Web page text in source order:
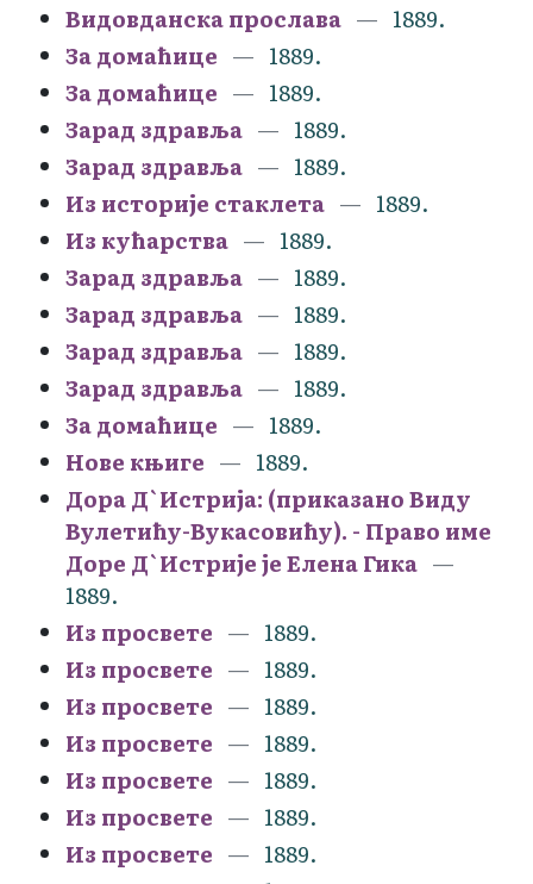
Видовданска прослава
1889.
За домаћице
1889.
За домаћице
1889.
Зарад здравља
1889.
Зарад здравља
1889.
Из историје стаклета
1889.
Из кућарства
1889.
Зарад здравља
1889.
Зарад здравља
1889.
Зарад здравља
1889.
Зарад здравља
1889.
За домаћице
1889.
Нове књиге
1889.
Дора Д`Истрија: (приказано Виду
Вулетићу-Вукасовићу). - Право име
Доре Д`Истрије је Елена Гика
1889.
Из просвете
1889.
Из просвете
1889.
Из просвете
1889.
Из просвете
1889.
Из просвете
1889.
Из просвете
1889.
Из просвете
1889.